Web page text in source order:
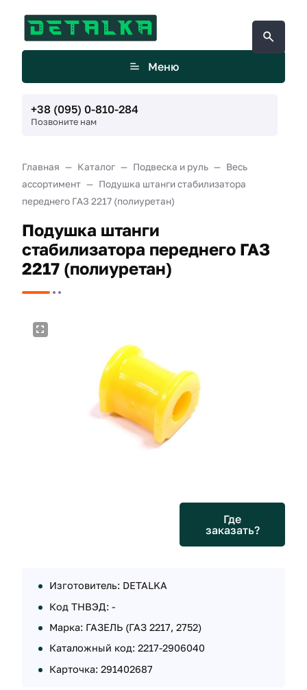
Меню
+38 (095) 0-810-284
Позвоните нам
Главная Каталог Подвеска и руль
Весь
ассортимент
Подушка штанги стабилизатора
переднего ГАЗ 2217 (полиуретан)
Подушка штанги
стабилизатора переднего ГАЗ
2217 (полиуретан)
Где
заказать?
Изготовитель: DETALKA
Код ТНВЭД: -
Марка: ГАЗЕЛЬ (ГАЗ 2217, 2752)
Каталожный код: 2217-2906040
Карточка: 291402687